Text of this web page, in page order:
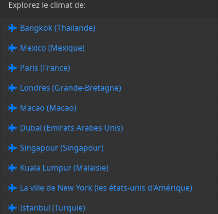
Explorez le climat de:
Bangkok (Thaïlande)
Mexico (Mexique)
Paris (France)
Londres (Grande-Bretagne)
Macao (Macao)
Dubai (Emirats Arabes Unis)
Singapour (Singapour)
Kuala Lumpur (Malaisie)
La ville de New York (les états-unis d'Amérique)
Istanbul (Turquie)